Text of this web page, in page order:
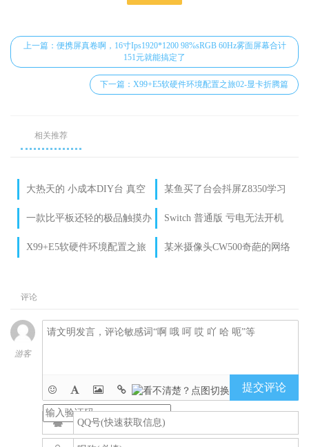
上一篇：便携屏真卷啊，16寸Ips1920*1200 98%sRGB 60Hz雾面屏幕合计
151元就能搞定了
下一篇：X99+E5软硬件环境配置之旅02-显卡折腾篇
相关推荐
大热天的 小成本DIY台 真空
某鱼买了台会抖屏Z8350学习
平板 音乐MP3走起
一款比平板还轻的极品触摸办
Switch 普通版 亏电无法开机
自救方法之一
X99+E5软硬件环境配置之旅
某米摄像头CW500奇葩的网络
评论
游客
提交评论